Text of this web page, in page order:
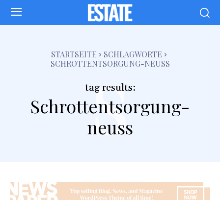
STARTSEITE
SCHLAGWORTE
SCHROTTENTSORGUNG-NEUSS
tag results:
Schrottentsorgung-
neuss
s